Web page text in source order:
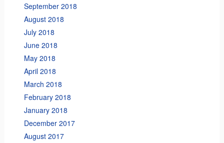
September 2018
August 2018
July 2018
June 2018
May 2018
April 2018
March 2018
February 2018
January 2018
December 2017
August 2017